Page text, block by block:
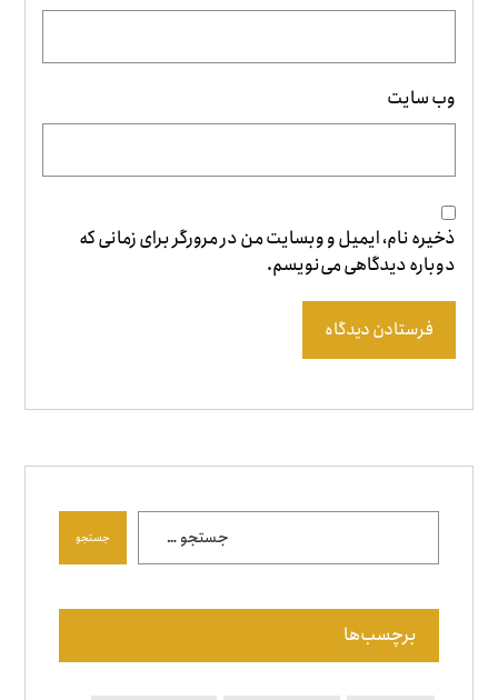
وب‌ سایت
ذخیره نام، ایمیل و وبسایت من در مرورگر برای زمانی که
دوباره دیدگاهی می‌نویسم.
فرستادن دیدگاه
جستجو
برچسب‌ها